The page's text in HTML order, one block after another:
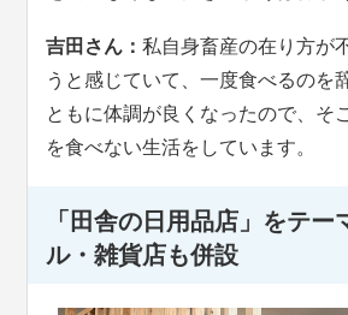
吉田さん：私自身畜産の在り方が
うと感じていて、一度食べるのを
ともに体調が良くなったので、そ
を食べない生活をしています。
「田舎の日用品店」をテー
ル・雑貨店も併設